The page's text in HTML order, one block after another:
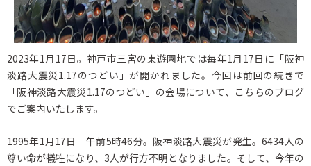
2023年1月17日。神戸市三宮の東遊園地では毎年1月17日に「阪神
淡路大震災1.17のつどい」が開かれました。今回は前回の続きで
「阪神淡路大震災1.17のつどい」の会場について、こちらのブログ
でご案内いたします。
1995年1月17日 午前5時46分。阪神淡路大震災が発生。6434人の
尊い命が犠牲になり、3人が行方不明となりました。そして、今年の